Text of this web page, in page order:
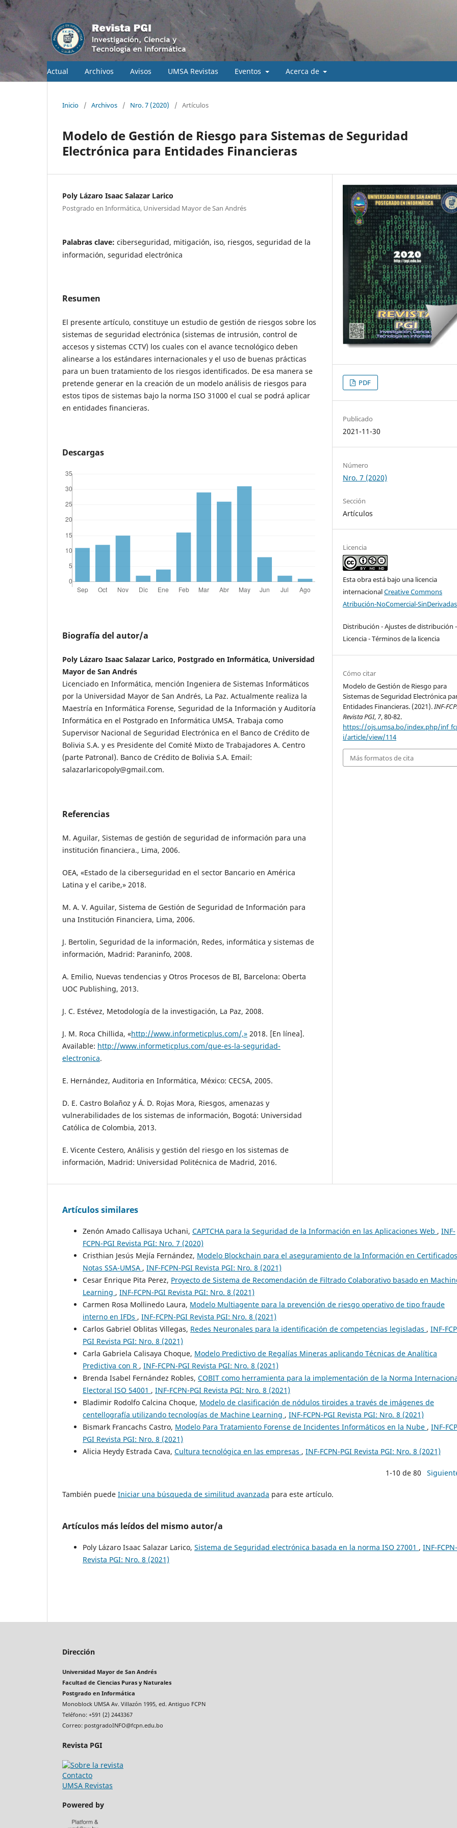
Actual Archivos Avisos UMSA Revistas Eventos Acerca de
Inicio / Archivos / Nro. 7 (2020) / Artículos
Modelo de Gestión de Riesgo para Sistemas de Seguridad
Electrónica para Entidades Financieras
Poly Lázaro Isaac Salazar Larico
Postgrado en Informática, Universidad Mayor de San Andrés
Palabras clave: ciberseguridad, mitigación, iso, riesgos, seguridad de la
información, seguridad electrónica
Resumen
El presente artículo, constituye un estudio de gestión de riesgos sobre los
sistemas de seguridad electrónica (sistemas de intrusión, control de
accesos y sistemas CCTV) los cuales con el avance tecnológico deben
alinearse a los estándares internacionales y el uso de buenas prácticas
para un buen tratamiento de los riesgos identificados. De esa manera se
pretende generar en la creación de un modelo análisis de riesgos para
estos tipos de sistemas bajo la norma ISO 31000 el cual se podrá aplicar
en entidades financieras.
Descargas
Biografía del autor/a
Poly Lázaro Isaac Salazar Larico, Postgrado en Informática, Universidad
Mayor de San Andrés
Licenciado en Informática, mención Ingeniera de Sistemas Informáticos
por la Universidad Mayor de San Andrés, La Paz. Actualmente realiza la
Maestría en Informática Forense, Seguridad de la Información y Auditoría
Informática en el Postgrado en Informática UMSA. Trabaja como
Supervisor Nacional de Seguridad Electrónica en el Banco de Crédito de
Bolivia S.A. y es Presidente del Comité Mixto de Trabajadores A. Centro
(parte Patronal). Banco de Crédito de Bolivia S.A. Email:
salazarlaricopoly@gmail.com.
Referencias
M. Aguilar, Sistemas de gestión de seguridad de información para una
institución financiera., Lima, 2006.
OEA, «Estado de la ciberseguridad en el sector Bancario en América
Latina y el caribe,» 2018.
M. A. V. Aguilar, Sistema de Gestión de Seguridad de Información para
una Institución Financiera, Lima, 2006.
J. Bertolin, Seguridad de la información, Redes, informática y sistemas de
información, Madrid: Paraninfo, 2008.
A. Emilio, Nuevas tendencias y Otros Procesos de BI, Barcelona: Oberta
UOC Publishing, 2013.
J. C. Estévez, Metodología de la investigación, La Paz, 2008.
J. M. Roca Chillida, «http://www.informeticplus.com/,» 2018. [En línea].
Available: http://www.informeticplus.com/que-es-la-seguridad-
electronica.
E. Hernández, Auditoria en Informática, México: CECSA, 2005.
D. E. Castro Bolañoz y Á. D. Rojas Mora, Riesgos, amenazas y
vulnerabilidades de los sistemas de información, Bogotá: Universidad
Católica de Colombia, 2013.
E. Vicente Cestero, Análisis y gestión del riesgo en los sistemas de
información, Madrid: Universidad Politécnica de Madrid, 2016.
PDF
Publicado
2021-11-30
Número
Nro. 7 (2020)
Sección
Artículos
Licencia
Esta obra está bajo una licencia
internacionalCreative Commons
Atribución-NoComercial-
Distribución - Ajustes de distribución -
Licencia - Términos de la licencia
Cómo citar
Modelo de Gestión de Riesgo para
Sistemas de Seguridad Electrónica
Entidades Financieras. (2021).INF-
Revista PGI, 7, 80-82.
https://ojs.umsa.bo/index.php/
i/article/view/114
Más formatos de cita
Artículos similares
Zenón Amado Callisaya Uchani, CAPTCHA para la Seguridad de la Información en las Aplicaciones Web , INF-
FCPN-PGI Revista PGI: Nro. 7 (2020)
Cristhian Jesús Mejía Fernández, Modelo Blockchain para el aseguramiento de la Información en
Notas SSA-UMSA , INF-FCPN-PGI Revista PGI: Nro. 8 (2021)
Cesar Enrique Pita Perez, Proyecto de Sistema de Recomendación de Filtrado Colaborativo basado en
Learning , INF-FCPN-PGI Revista PGI: Nro. 8 (2021)
Carmen Rosa Mollinedo Laura, Modelo Multiagente para la prevención de riesgo operativo de tipo fraude
interno en IFDs , INF-FCPN-PGI Revista PGI: Nro. 8 (2021)
Carlos Gabriel Oblitas Villegas, Redes Neuronales para la identificación de competencias legisladas , INF-
PGI Revista PGI: Nro. 8 (2021)
Carla Gabriela Calisaya Choque, Modelo Predictivo de Regalías Mineras aplicando Técnicas de Analítica
Predictiva con R , INF-FCPN-PGI Revista PGI: Nro. 8 (2021)
Brenda Isabel Fernández Robles, COBIT como herramienta para la implementación de la Norma
Electoral ISO 54001 , INF-FCPN-PGI Revista PGI: Nro. 8 (2021)
Bladimir Rodolfo Calcina Choque, Modelo de clasificación de nódulos tiroides a través de imágenes de
centellografía utilizando tecnologías de Machine Learning , INF-FCPN-PGI Revista PGI: Nro. 8 (2021)
Bismark Francachs Castro, Modelo Para Tratamiento Forense de Incidentes Informáticos en la Nube , INF-
PGI Revista PGI: Nro. 8 (2021)
Alicia Heydy Estrada Cava, Cultura tecnológica en las empresas , INF-FCPN-PGI Revista PGI: Nro. 8 (2021)
1-10 de 80
También puede Iniciar una búsqueda de similitud avanzada para este artículo.
Artículos más leídos del mismo autor/a
Poly Lázaro Isaac Salazar Larico, Sistema de Seguridad electrónica basada en la norma ISO 27001 , INF-
Revista PGI: Nro. 8 (2021)
Dirección
Universidad Mayor de San Andrés
Facultad de Ciencias Puras y Naturales
Postgrado en Informática
Monoblock UMSA Av. Villazón 1995, ed. Antiguo FCPN
Teléfono: +591 (2) 2443367
Correo: postgradoINFO@fcpn.edu.bo
Revista PGI
Contacto
UMSA Revistas
Powered by